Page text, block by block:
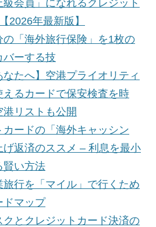
級会員」になれるクレジット
2026年最新版】
の「海外旅行保険」を1枚の
バーする技
なたへ】空港プライオリティ
えるカードで保安検査を時
リストも公開
カードの「海外キャッシン
げ返済のススメ – 利息を最小
賢い方法
旅行を「マイル」で行くため
ドマップ
クとクレジットカード決済の